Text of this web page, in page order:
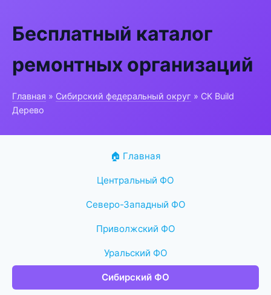
Бесплатный каталог
ремонтных организаций
Главная » Сибирский федеральный округ » СК Build
Дерево
🏠 Главная
Центральный ФО
Северо-Западный ФО
Приволжский ФО
Уральский ФО
Сибирский ФО